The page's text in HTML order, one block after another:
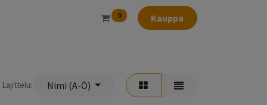
0 Kauppa
Lajittelu: Nimi (A-Ö)